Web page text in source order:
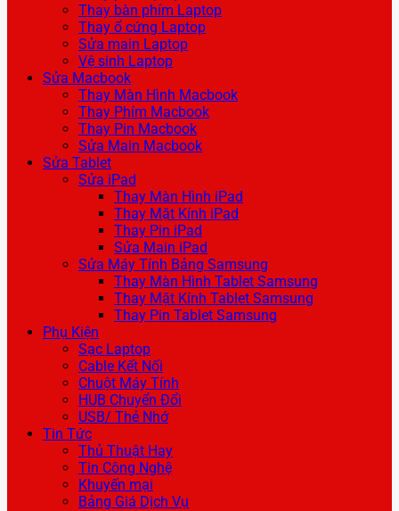
Thay bàn phím Laptop
Thay ổ cứng Laptop
Sửa main Laptop
Vệ sinh Laptop
Sửa Macbook
Thay Màn Hình Macbook
Thay Phím Macbook
Thay Pin Macbook
Sửa Main Macbook
Sửa Tablet
Sửa iPad
Thay Màn Hình iPad
Thay Mặt Kính iPad
Thay Pin iPad
Sửa Main iPad
Sửa Máy Tính Bảng Samsung
Thay Màn Hình Tablet Samsung
Thay Mặt Kính Tablet Samsung
Thay Pin Tablet Samsung
Phụ Kiện
Sạc Laptop
Cable Kết Nối
Chuột Máy Tính
HUB Chuyển Đổi
USB/ Thẻ Nhớ
Tin Tức
Thủ Thuật Hay
Tin Công Nghệ
Khuyến mại
Bảng Giá Dịch Vụ